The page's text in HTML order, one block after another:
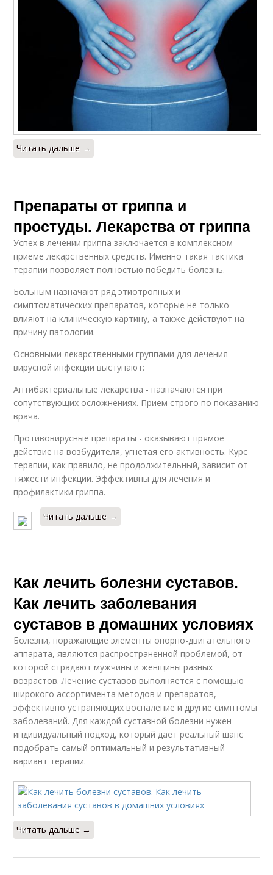
Читать дальше →
Препараты от гриппа и
простуды. Лекарства от гриппа
Успех в лечении гриппа заключается в комплексном
приеме лекарственных средств. Именно такая тактика
терапии позволяет полностью победить болезнь.
Больным назначают ряд этиотропных и
симптоматических препаратов, которые не только
влияют на клиническую картину, а также действуют на
причину патологии.
Основными лекарственными группами для лечения
вирусной инфекции выступают:
Антибактериальные лекарства - назначаются при
сопутствующих осложнениях. Прием строго по показанию
врача.
Противовирусные препараты - оказывают прямое
действие на возбудителя, угнетая его активность. Курс
терапии, как правило, не продолжительный, зависит от
тяжести инфекции. Эффективны для лечения и
профилактики гриппа.
Читать дальше →
Как лечить болезни суставов.
Как лечить заболевания
суставов в домашних условиях
Болезни, поражающие элементы опорно-двигательного
аппарата, являются распространенной проблемой, от
которой страдают мужчины и женщины разных
возрастов. Лечение суставов выполняется с помощью
широкого ассортимента методов и препаратов,
эффективно устраняющих воспаление и другие симптомы
заболеваний. Для каждой суставной болезни нужен
индивидуальный подход, который дает реальный шанс
подобрать самый оптимальный и результативный
вариант терапии.
Читать дальше →